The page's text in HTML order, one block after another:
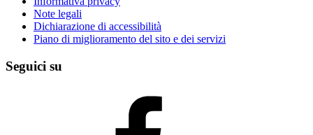
Note legali
Dichiarazione di accessibilità
Piano di miglioramento del sito e dei servizi
Seguici su